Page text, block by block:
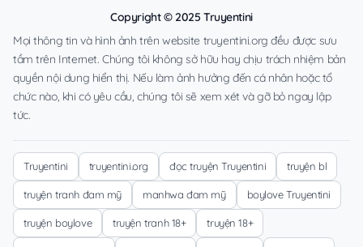
Copyright © 2025 Truyentini
Mọi thông tin và hình ảnh trên website truyentini.org đều được sưu
tầm trên Internet. Chúng tôi không sở hữu hay chịu trách nhiệm bản
quyền nội dung hiển thị. Nếu làm ảnh hưởng đến cá nhân hoặc tổ
chức nào, khi có yêu cầu, chúng tôi sẽ xem xét và gỡ bỏ ngay lập
tức.
Truyentini truyentini.org đọc truyện Truyentini truyện bl
truyện tranh đam mỹ manhwa đam mỹ boylove Truyentini
truyện boylove truyện tranh 18+ truyện 18+